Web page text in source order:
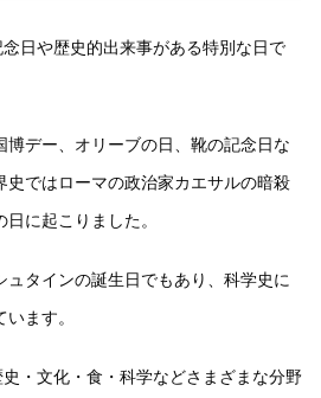
日や歴史的出来事がある特別な日で
博デー、オリーブの日、靴の記念日な
史ではローマの政治家カエサルの暗殺
に起こりました。
ュタインの誕生日でもあり、科学史に
ます。
・文化・食・科学などさまざまな分野